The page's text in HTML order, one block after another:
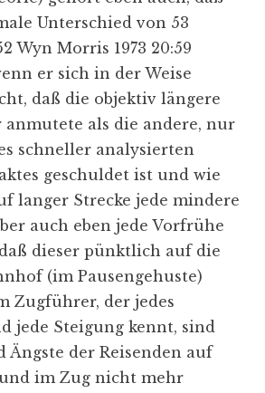
Unterschied von 53
Wyn Morris 1973 20:59
er sich in der Weise
daß die objektiv längere
anmutete als die andere, nur
schneller analysierten
geschuldet ist und wie
langer Strecke jede mindere
auch eben jede Vorfrühe
dieser pünktlich auf die
(im Pausengehuste)
Zugführer, der jedes
jede Steigung kennt, sind
Ängste der Reisenden auf
im Zug nicht mehr